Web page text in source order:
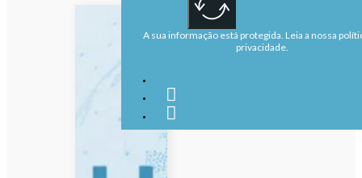
A sua informação está protegida. Leia a nossa
privacidade.